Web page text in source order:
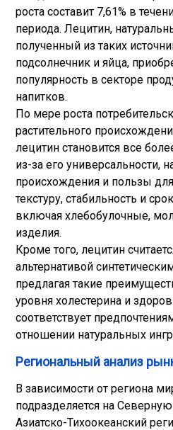
роста составит 7,61% в
периода. Лецитин,
полученный из таких
подсолнечник и яйца,
популярность в секторе
напитков.
По мере роста
растительного
лецитин становится все
из-за его универсальности,
происхождения и пользы
текстуру, стабильность и
включая хлебобулочные,
изделия.
Кроме того, лецитин
альтернативой
предлагая такие
уровня холестерина и
соответствует
отношении натуральных
Региональный анализ
В зависимости от региона
подразделяется на
Азиатско-Тихоокеанский